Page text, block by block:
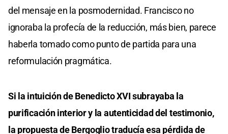
del mensaje en la posmodernidad. Francisco no
ignoraba la profecía de la reducción, más bien, parece
haberla tomado como punto de partida para una
reformulación pragmática.
Si la intuición de Benedicto XVI subrayaba la
purificación interior y la autenticidad del testimonio,
la propuesta de Bergoglio traducía esa pérdida de